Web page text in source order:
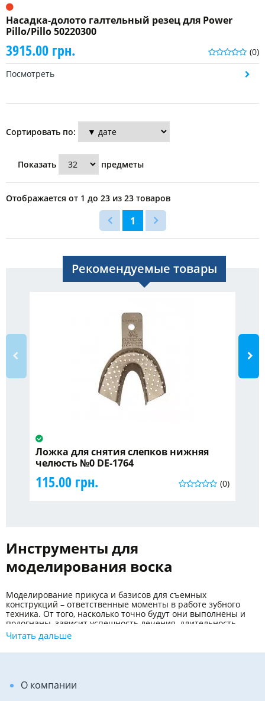
Насадка-долото галтельный резец для Power
Pillo/Pillo 50220300
(0)
3915.00 грн.
Посмотреть
Сортировать по:
Показать предметы
Отображается от 1 до 23 из 23 товаров
1
Рекомендуемые товары
Ложка для снятия слепков нижняя
челюсть №0 DE-1764
(0)
115.00 грн.
Инструменты для
моделирования воска
Моделирование прикуса и базисов для съемных
конструкций – ответственные моменты в работе зубного
техника. От того, насколько точно будут они выполнены и
подогнаны, зависит успешность лечения, длительность
адаптационного периода и удобство при ношении. А для
этого необходимы качественные инструменты, которые
смогут обеспечить комфортную работу специалисту.
Ножи-шпатели.
Читать дальше
О компании